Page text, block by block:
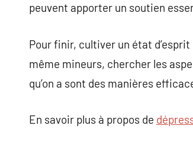
peuvent apporter un soutien
Pour finir, cultiver un état
même mineurs, chercher les
qu’on a sont des manières
En savoir plus à propos de